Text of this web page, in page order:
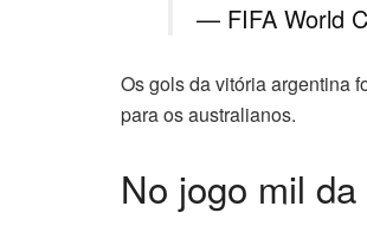
— FIFA World
Os gols da vitória argentina
para os australianos.
No jogo mil